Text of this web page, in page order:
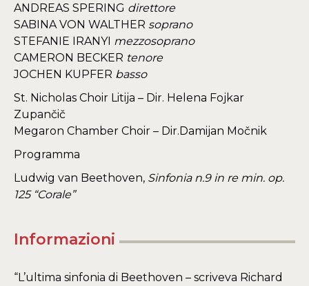
ANDREAS SPERING direttore
SABINA VON WALTHER soprano
STEFANIE IRANYI mezzosoprano
CAMERON BECKER tenore
JOCHEN KUPFER basso
St. Nicholas Choir Litija – Dir. Helena Fojkar
Zupančič
​Megaron Chamber Choir – Dir.Damijan Močnik
Programma
Ludwig van Beethoven, Sinfonia n.9 in re min. op.
125 “Corale”
Informazioni
“L’ultima sinfonia di Beethoven – scriveva Richard